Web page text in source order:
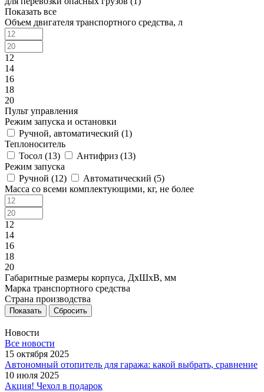
Показать все
Объем двигателя транспортного средства, л
12
14
16
18
20
Пульт управления
Режим запуска и остановки
Ручной, автоматический (1)
Теплоноситель
Тосол (13) Антифриз (13)
Режим запуска
Ручной (12) Автоматический (5)
Масса со всеми комплектующими, кг, не более
12
14
16
18
20
Габаритные размеры корпуса, ДxШxВ, мм
Марка транспортного средства
Страна производства
Сбросить
Новости
Все новости
15 октября 2025
Автономный отопитель для гаража: какой выбрать, сравнение
10 июля 2025
Акция! Чехол в подарок